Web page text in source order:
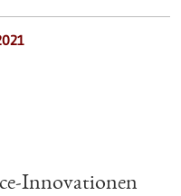
Innovationen